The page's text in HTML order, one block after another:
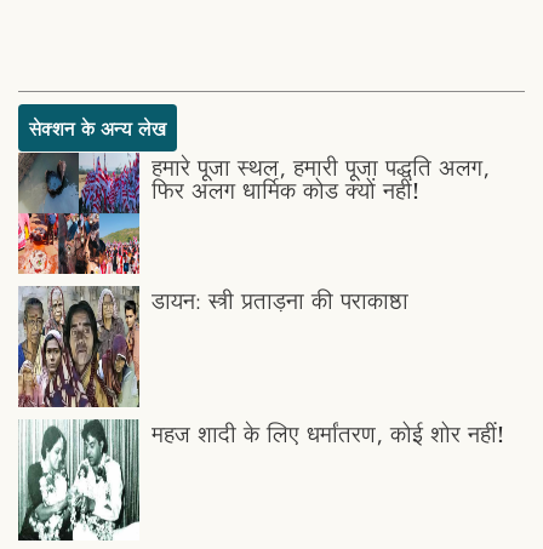
सेक्शन के अन्य लेख
हमारे पूजा स्थल, हमारी पूजा पद्धति अलग,
फिर अलग धार्मिक कोड क्यों नहीं!
डायन: स्त्री प्रताड़ना की पराकाष्ठा
महज शादी के लिए धर्मांतरण, कोई शोर नहीं!